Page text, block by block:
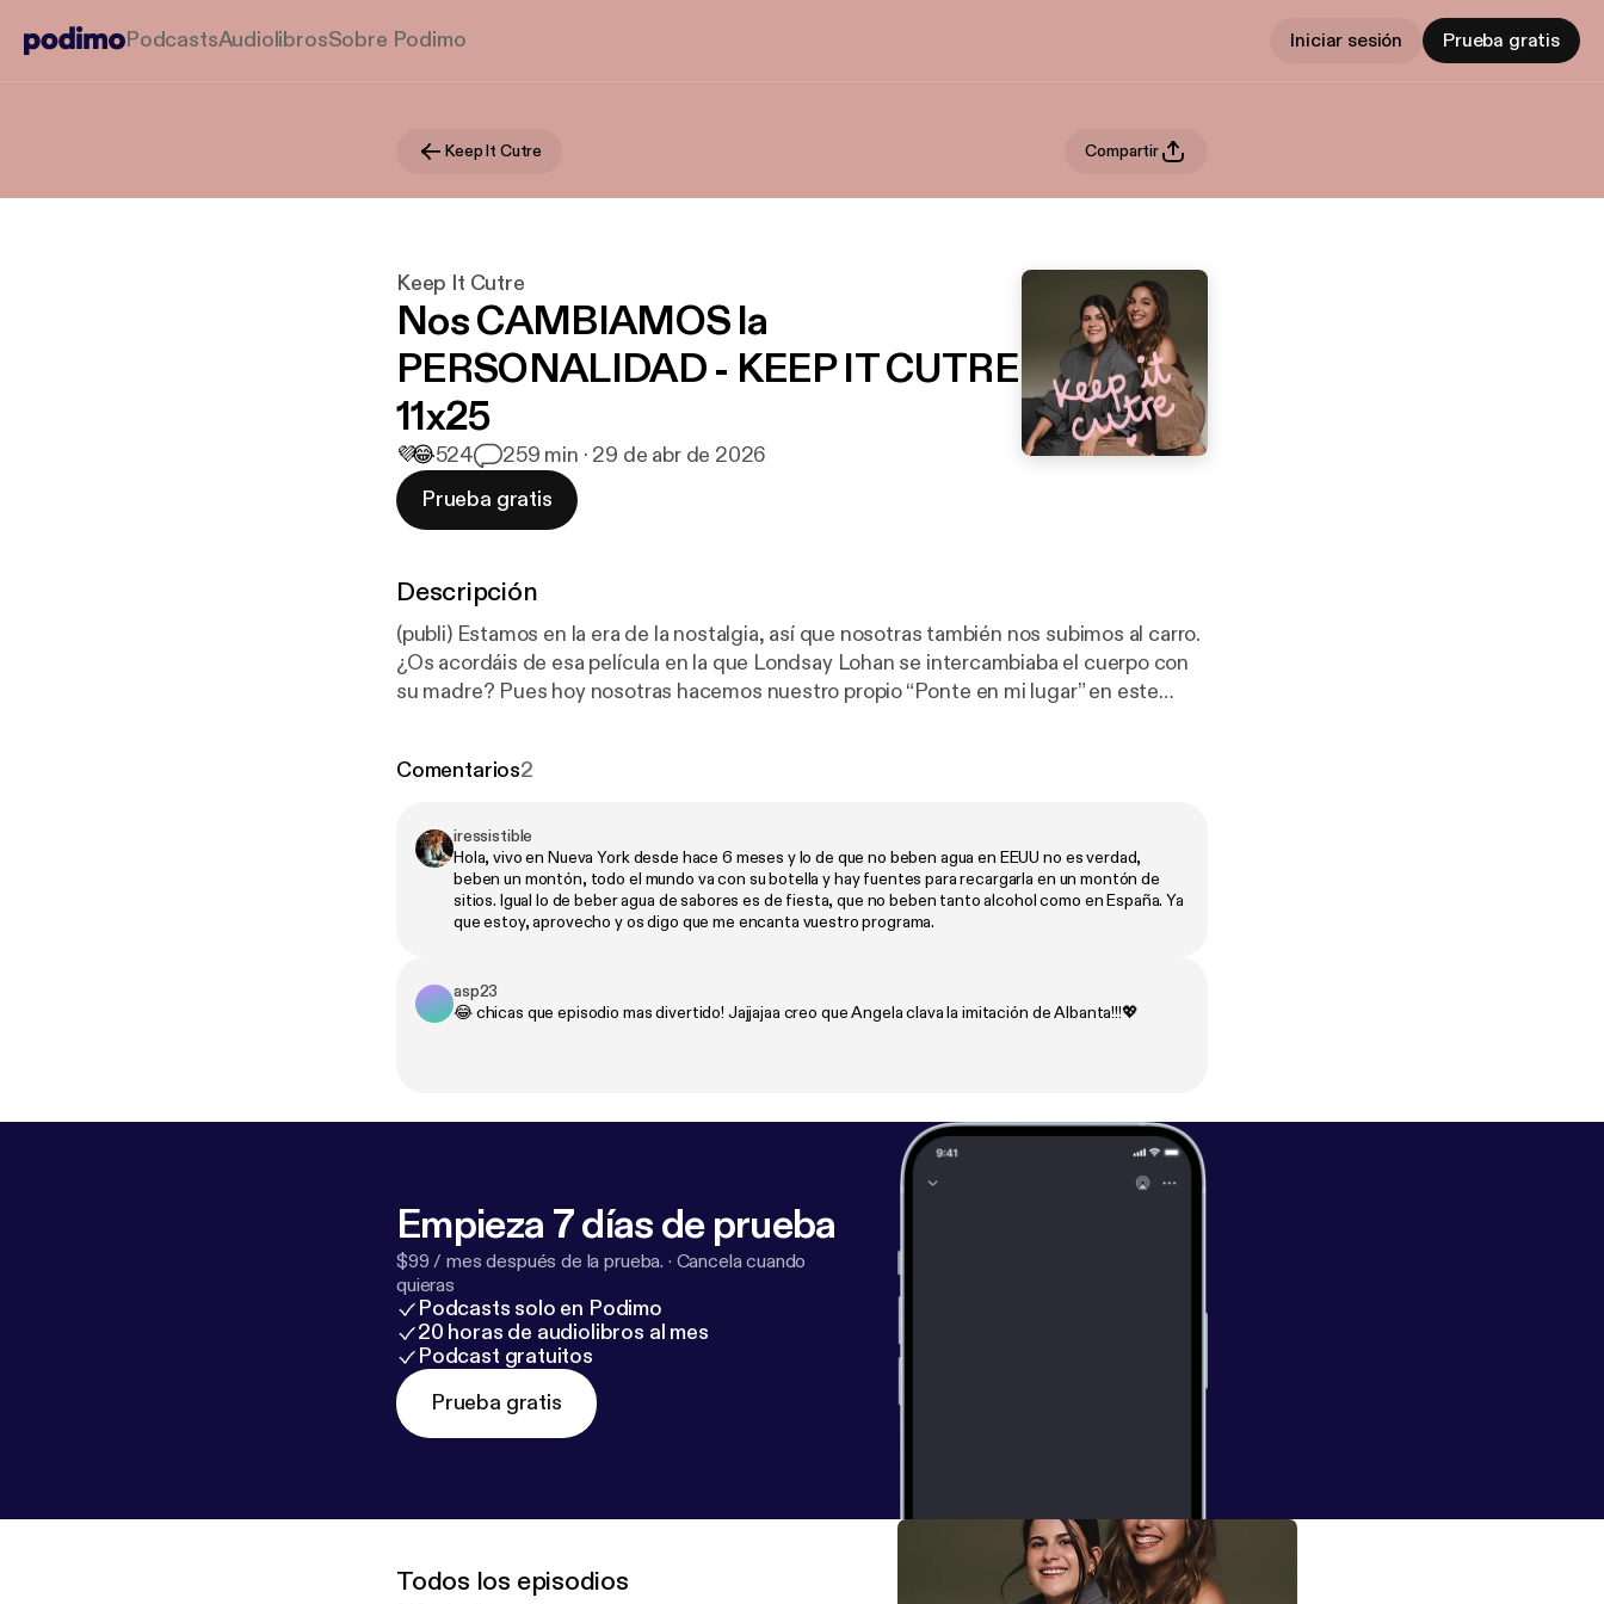
PodcastsAudiolibrosSobre Podimo Iniciar sesión Prueba gratis
Keep It Cutre Compartir
Keep It Cutre
Nos CAMBIAMOS la
PERSONALIDAD - KEEP IT CUTRE
11x25
💜😂524 259 min · 29 de abr de 2026
Prueba gratis
Descripción
(publi) Estamos en la era de la nostalgia, así que nosotras también nos subimos al carro.
¿Os acordáis de esa película en la que Londsay Lohan se intercambiaba el cuerpo con
su madre? Pues hoy nosotras hacemos nuestro propio “Ponte en mi lugar” en este
Comentarios2
iressistible
Hola, vivo en Nueva York desde hace 6 meses y lo de que no beben agua en EEUU no es verdad,
beben un montón, todo el mundo va con su botella y hay fuentes para recargarla en un montón de
sitios. Igual lo de beber agua de sabores es de fiesta, que no beben tanto alcohol como en España. Ya
que estoy, aprovecho y os digo que me encanta vuestro programa.
asp23
😂 chicas que episodio mas divertido! Jajjajaa creo que Angela clava la imitación de Albanta!!!💖
Empieza 7 días de prueba
$99 / mes después de la prueba. · Cancela cuando
quieras
Podcasts solo en Podimo
20 horas de audiolibros al mes
Podcast gratuitos
Prueba gratis
Todos los episodios